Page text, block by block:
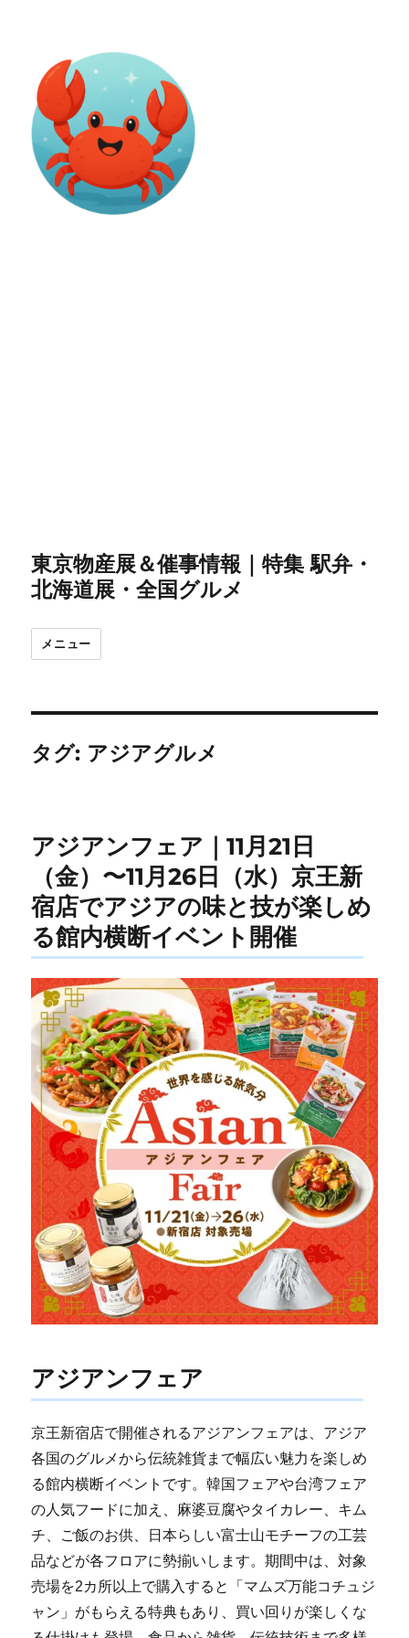
東京物産展＆催事情報｜特集 駅弁・
北海道展・全国グルメ
メニュー
タグ: アジアグルメ
アジアンフェア｜11月21日
（金）〜11月26日（水）京王新
宿店でアジアの味と技が楽しめ
る館内横断イベント開催
アジアンフェア
京王新宿店で開催されるアジアンフェアは、アジア
各国のグルメから伝統雑貨まで幅広い魅力を楽しめ
る館内横断イベントです。韓国フェアや台湾フェア
の人気フードに加え、麻婆豆腐やタイカレー、キム
チ、ご飯のお供、日本らしい富士山モチーフの工芸
品などが各フロアに勢揃いします。期間中は、対象
売場を2カ所以上で購入すると「マムズ万能コチュジ
ャン」がもらえる特典もあり、買い回りが楽しくな